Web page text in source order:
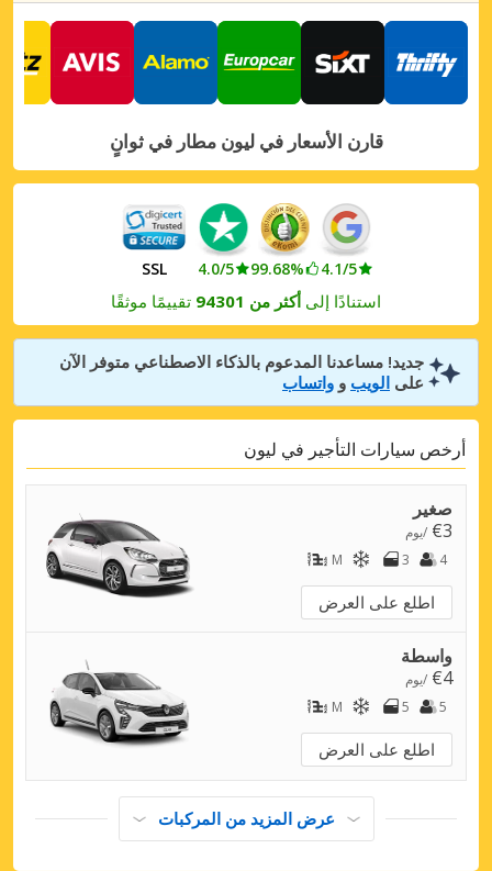
قارن الأسعار في ليون مطار في ثوانٍ
4.1/5
99.68%
4.0/5
SSL
استنادًا إلى أكثر من 94301 تقييمًا موثقًا
جديد! مساعدنا المدعوم بالذكاء الاصطناعي متوفر الآن
على الويب و واتساب
أرخص سيارات التأجير في ليون
صغير
€3 /يوم
4
3
M
اطلع على العرض
واسطة
€4 /يوم
5
5
M
اطلع على العرض
عرض المزيد من المركبات